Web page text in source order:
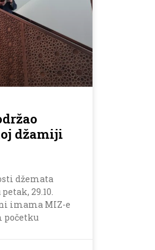
džamiji
džemata
29.10.
imama MIZ-e
početku